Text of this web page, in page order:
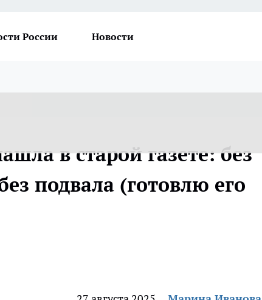
России Новости
в старой газете: без
подвала (готовлю его